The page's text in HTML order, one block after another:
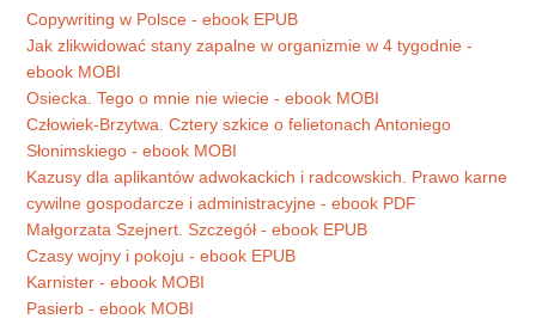
Copywriting w Polsce - ebook EPUB
Jak zlikwidować stany zapalne w organizmie w 4 tygodnie -
ebook MOBI
Osiecka. Tego o mnie nie wiecie - ebook MOBI
Człowiek-Brzytwa. Cztery szkice o felietonach Antoniego
Słonimskiego - ebook MOBI
Kazusy dla aplikantów adwokackich i radcowskich. Prawo karne
cywilne gospodarcze i administracyjne - ebook PDF
Małgorzata Szejnert. Szczegół - ebook EPUB
Czasy wojny i pokoju - ebook EPUB
Karnister - ebook MOBI
Pasierb - ebook MOBI